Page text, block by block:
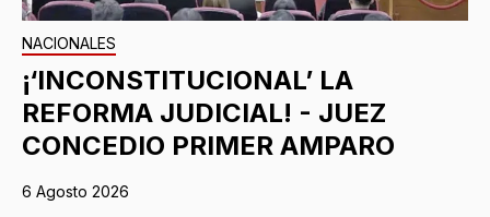
NACIONALES
¡‘INCONSTITUCIONAL’ LA
REFORMA JUDICIAL! - JUEZ
CONCEDIO PRIMER AMPARO
6 Agosto 2026